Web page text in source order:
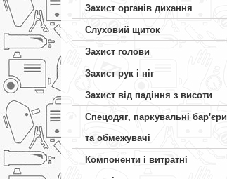
Захист органів дихання
Слуховий щиток
Захист голови
Захист рук і ніг
Захист від падіння з висоти
Спецодяг, паркувальні бар'єри
та обмежувачі
Компоненти і витратні